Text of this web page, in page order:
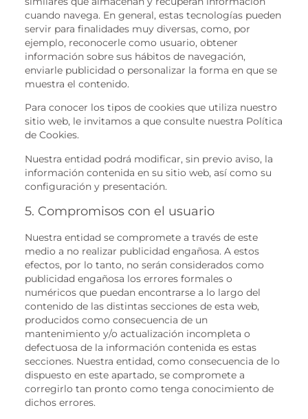
cuando navega. En general, estas tecnologías pueden
servir para finalidades muy diversas, como, por
ejemplo, reconocerle como usuario, obtener
información sobre sus hábitos de navegación,
enviarle publicidad o personalizar la forma en que se
muestra el contenido.
Para conocer los tipos de cookies que utiliza nuestro
sitio web, le invitamos a que consulte nuestra Política
de Cookies.
Nuestra entidad podrá modificar, sin previo aviso, la
información contenida en su sitio web, así como su
configuración y presentación.
5. Compromisos con el usuario
Nuestra entidad se compromete a través de este
medio a no realizar publicidad engañosa. A estos
efectos, por lo tanto, no serán considerados como
publicidad engañosa los errores formales o
numéricos que puedan encontrarse a lo largo del
contenido de las distintas secciones de esta web,
producidos como consecuencia de un
mantenimiento y/o actualización incompleta o
defectuosa de la información contenida es estas
secciones. Nuestra entidad, como consecuencia de lo
dispuesto en este apartado, se compromete a
corregirlo tan pronto como tenga conocimiento de
dichos errores.